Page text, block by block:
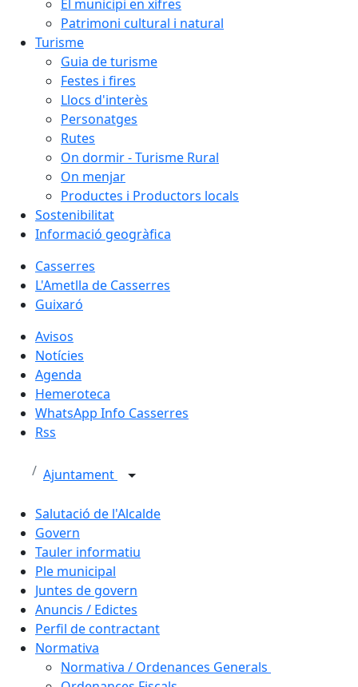
El municipi en xifres
Patrimoni cultural i natural
Turisme
Guia de turisme
Festes i fires
Llocs d'interès
Personatges
Rutes
On dormir - Turisme Rural
On menjar
Productes i Productors locals
Sostenibilitat
Informació geogràfica
Casserres
L'Ametlla de Casserres
Guixaró
Avisos
Notícies
Agenda
Hemeroteca
WhatsApp Info Casserres
Rss
Ajuntament
Salutació de l'Alcalde
Govern
Tauler informatiu
Ple municipal
Juntes de govern
Anuncis / Edictes
Perfil de contractant
Normativa
Normativa / Ordenances Generals